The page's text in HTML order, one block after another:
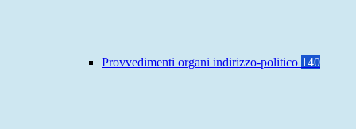
Provvedimenti organi indirizzo-politico 140